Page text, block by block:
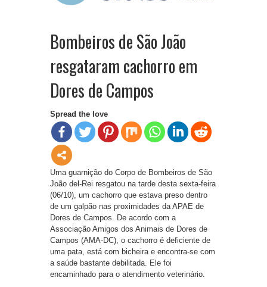
Bombeiros de São João
resgataram cachorro em
Dores de Campos
Spread the love
Uma guarnição do Corpo de Bombeiros de São
João del-Rei resgatou na tarde desta sexta-feira
(06/10), um cachorro que estava preso dentro
de um galpão nas proximidades da APAE de
Dores de Campos. De acordo com a
Associação Amigos dos Animais de Dores de
Campos (AMA-DC), o cachorro é deficiente de
uma pata, está com bicheira e encontra-se com
a saúde bastante debilitada. Ele foi
encaminhado para o atendimento veterinário.